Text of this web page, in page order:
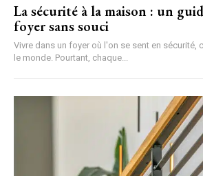
La sécurité à la maison : un
foyer sans souci
Vivre dans un foyer où l'on se sent en sécurité,
le monde. Pourtant, chaque...